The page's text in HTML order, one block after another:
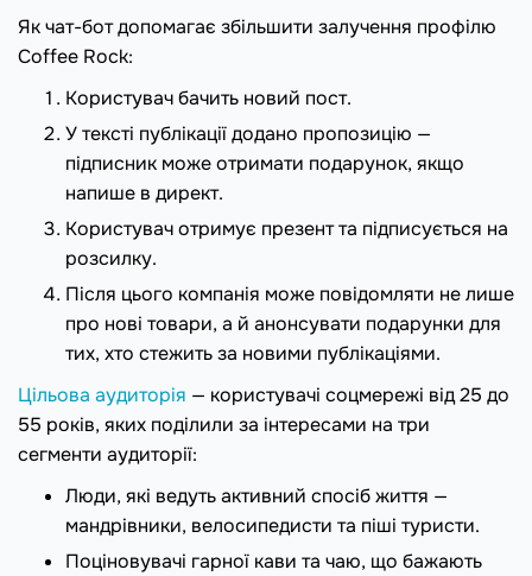
Як чат-бот допомагає збільшити залучення профілю
Coffee Rock:
Користувач бачить новий пост.
У тексті публікації додано пропозицію —
підписник може отримати подарунок, якщо
напише в директ.
Користувач отримує презент та підписується на
розсилку.
Після цього компанія може повідомляти не лише
про нові товари, а й анонсувати подарунки для
тих, хто стежить за новими публікаціями.
Цільова аудиторія — користувачі соцмережі від 25 до
55 років, яких поділили за інтересами на три
сегменти аудиторії:
Люди, які ведуть активний спосіб життя —
мандрівники, велосипедисти та піші туристи.
Поціновувачі гарної кави та чаю, що бажають